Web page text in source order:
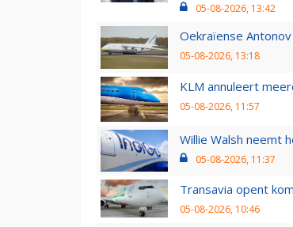
05-08-2026, 13:42
Oekraïense
05-08-2026, 13:18
KLM annuleert
05-08-2026, 11:57
Willie Walsh neemt
05-08-2026, 11:37
Transavia opent
05-08-2026, 10:46